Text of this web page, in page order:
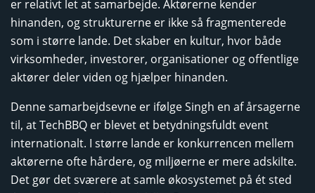
er relativt let at samarbejde. Aktørerne kender
hinanden, og strukturerne er ikke så fragmenterede
som i større lande. Det skaber en kultur, hvor både
virksomheder, investorer, organisationer og offentlige
aktører deler viden og hjælper hinanden.
Denne samarbejdsevne er ifølge Singh en af årsagerne
til, at TechBBQ er blevet et betydningsfuldt event
internationalt. I større lande er konkurrencen mellem
aktørerne ofte hårdere, og miljøerne er mere adskilte.
Det gør det sværere at samle økosystemet på ét sted